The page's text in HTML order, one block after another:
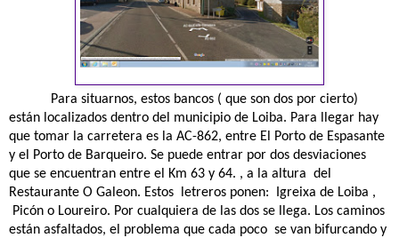
Para situarnos, estos bancos ( que son dos por cierto)
están localizados dentro del municipio de Loiba. Para llegar hay
que tomar la carretera es la AC-862, entre El Porto de Espasante
y el Porto de Barqueiro. Se puede entrar por dos desviaciones
que se encuentran entre el Km 63 y 64. , a la altura del
Restaurante O Galeon. Estos
letreros ponen:
Igreixa de Loiba ,
Picón o Loureiro. Por cualquiera de las dos se llega. Los caminos
están asfaltados, el problema que cada poco se van bifurcando y